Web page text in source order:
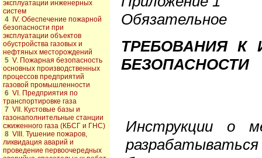
эксплуатации инженерных
систем
4
IV. Обеспечение пожарной
безопасности при
эксплуатации объектов
обустройства газовых и
нефтяных месторождений
5 V. Пожарная безопасность
основных производственных
процессов предприятий
газовой промышленности
6 VI. Предприятия по
транспортировке газа
7 VII. Кустовые базы и
газонаполнительные станции
сжиженного газа (КБСГ и ГНС)
8 VIII. Тушение пожаров,
ликвидация аварий и
проведение первоочередных
Обязательное
ТРЕБОВАНИЯ К
БЕЗОПАСНОСТИ
Инструкции о